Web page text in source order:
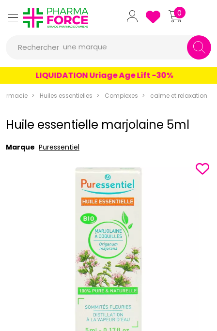
Pharmaforce Grande Pharmacie
0
Rechercher
un produit
une marque
LIQUIDATION Uriage Age Lift -30%
Huiles essentielles Complexes calme et relaxation
Huile essentielle marjolaine 5ml
Marque Puressentiel